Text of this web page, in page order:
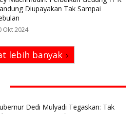
Diupayakan Tak Sampai
Okt 2024
lebih banyak
Dedi Mulyadi Tegaskan: Tak